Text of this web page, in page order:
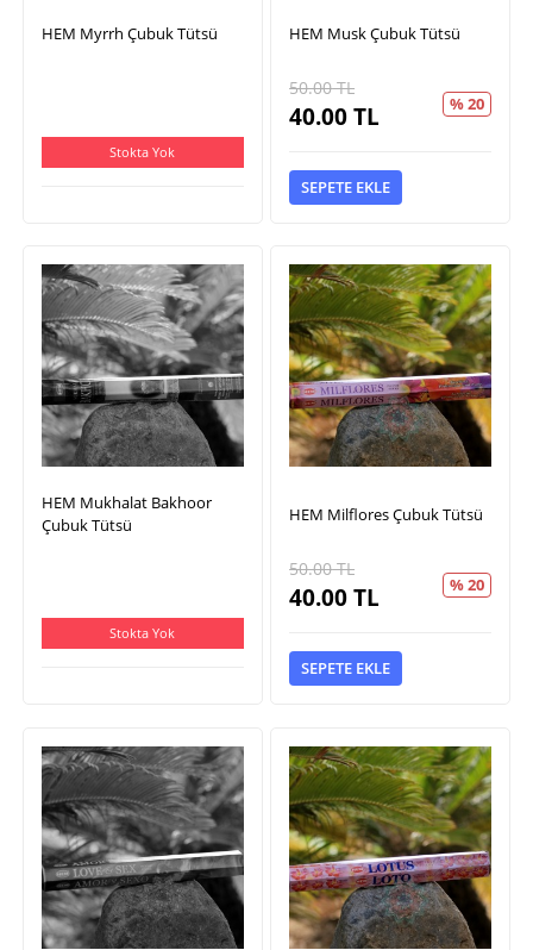
HEM Myrrh Çubuk Tütsü
Stokta Yok
HEM Musk Çubuk Tütsü
50.00TL
40.00TL % 20
SEPETE EKLE
HEM Mukhalat Bakhoor
Çubuk Tütsü
Stokta Yok
HEM Milflores Çubuk Tütsü
50.00TL
40.00TL % 20
SEPETE EKLE